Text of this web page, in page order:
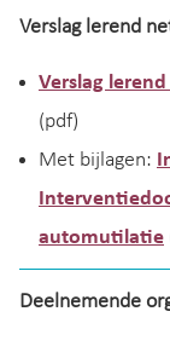
Verslag lerend
Verslag
(pdf)
Met bijlagen:
automutilatie
Deelnemende